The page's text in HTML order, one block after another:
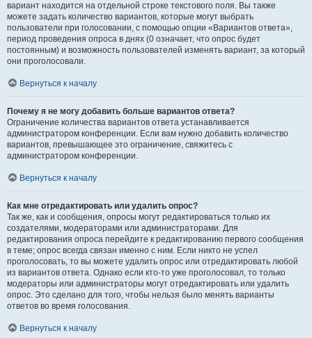
вариант находится на отдельной строке текстового поля. Вы также
можете задать количество вариантов, которые могут выбрать
пользователи при голосовании, с помощью опции «Вариантов ответа»,
период проведения опроса в днях (0 означает, что опрос будет
постоянным) и возможность пользователей изменять вариант, за который
они проголосовали.
Вернуться к началу
Почему я не могу добавить больше вариантов ответа?
Ограничение количества вариантов ответа устанавливается
администратором конференции. Если вам нужно добавить количество
вариантов, превышающее это ограничение, свяжитесь с
администратором конференции.
Вернуться к началу
Как мне отредактировать или удалить опрос?
Так же, как и сообщения, опросы могут редактироваться только их
создателями, модераторами или администраторами. Для
редактирования опроса перейдите к редактированию первого сообщения
в теме; опрос всегда связан именно с ним. Если никто не успел
проголосовать, то вы можете удалить опрос или отредактировать любой
из вариантов ответа. Однако если кто-то уже проголосовал, то только
модераторы или администраторы могут отредактировать или удалить
опрос. Это сделано для того, чтобы нельзя было менять варианты
ответов во время голосования.
Вернуться к началу